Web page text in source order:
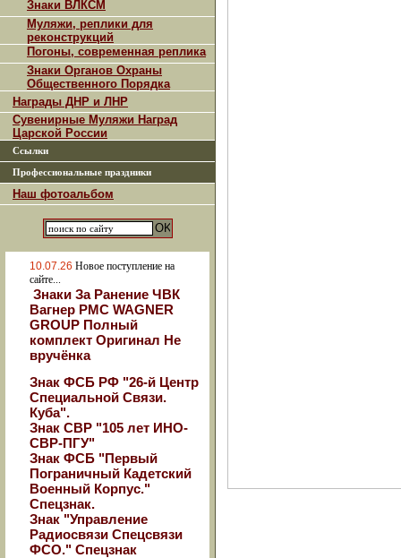
Знаки ВЛКСМ
Муляжи, реплики для
реконструкций
Погоны, современная реплика
Знаки Органов Охраны
Общественного Порядка
Награды ДНР и ЛНР
Сувенирные Муляжи Наград
Царской России
Ссылки
Профессиональные праздники
Наш фотоальбом
10.07.26 Новое поступление на
сайте...
Знаки За Ранение ЧВК
Вагнер РМС WAGNER
GROUP Полный
комплект Оригинал Не
вручёнка
Знак ФСБ РФ "26-й Центр
Специальной Связи.
Куба".
Знак СВР "105 лет ИНО-
СВР-ПГУ"
Знак ФСБ "Первый
Пограничный Кадетский
Военный Корпус."
Спецзнак.
Знак "Управление
Радиосвязи Спецсвязи
ФСО." Спецзнак